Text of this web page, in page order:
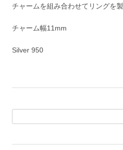
チャームを組み合わせてリングを
チャーム幅11mm
Silver 950